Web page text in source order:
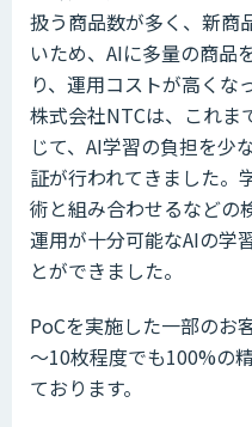
扱う商品数が多く、新商
いため、AIに多量の商品
り、運用コストが高くな
株式会社NTCは、これま
じて、AI学習の負担を少
証が行われてきました。
術と組み合わせるなどの
運用が十分可能なAIの学
とができました。
PoCを実施した一部のお
～10枚程度でも100%の
ております。